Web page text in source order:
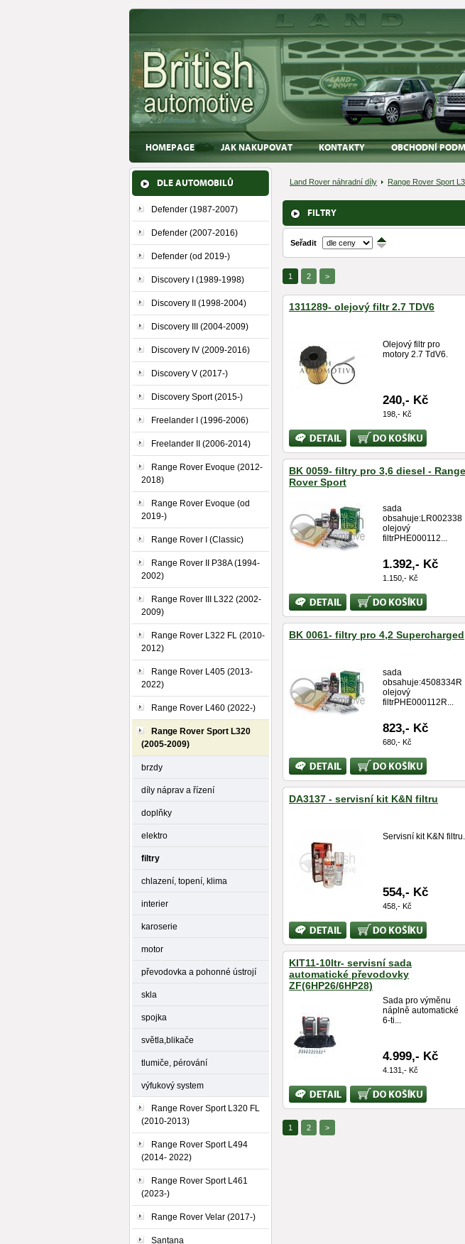
HOMEPAGE JAK NAKUPOVAT KONTAKTY OBCHODNÍ
DLE AUTOMOBILŮ
Defender (1987-2007)
Defender (2007-2016)
Defender (od 2019-)
Discovery I (1989-1998)
Discovery II (1998-2004)
Discovery III (2004-2009)
Discovery IV (2009-2016)
Discovery V (2017-)
Discovery Sport (2015-)
Freelander I (1996-2006)
Freelander II (2006-2014)
Range Rover Evoque (2012-
2018)
Range Rover Evoque (od
2019-)
Range Rover I (Classic)
Range Rover II P38A (1994-
2002)
Range Rover III L322 (2002-
2009)
Range Rover L322 FL (2010-
2012)
Range Rover L405 (2013-
2022)
Range Rover L460 (2022-)
Range Rover Sport L320
(2005-2009)
brzdy
díly náprav a řízení
doplňky
elektro
filtry
chlazení, topení, klima
interier
karoserie
motor
převodovka a pohonné ústrojí
skla
spojka
světla,blikače
tlumiče, pérování
výfukový system
Range Rover Sport L320 FL
(2010-2013)
Range Rover Sport L494
(2014- 2022)
Range Rover Sport L461
(2023-)
Range Rover Velar (2017-)
Santana
Land Rover náhradní díly Range Rover Sport
FILTRY
Seřadit ↑
↓
1 2 >
1311289- olejový filtr 2.7 TDV6
Olejový filtr pro
motory 2.7 TdV6.
240,- Kč
198,- Kč
Bližší
informace
Koupit
BK 0059- filtry pro 3,6 diesel - Range
Rover Sport
sada
obsahuje:LR002338
olejový
filtrPHE000112...
1.392,- Kč
1.150,- Kč
Bližší
informace
Koupit
BK 0061- filtry pro 4,2 Supercharged
sada
obsahuje:4508334R
olejový
filtrPHE000112R...
823,- Kč
680,- Kč
Bližší
informace
Koupit
DA3137 - servisní kit K&N filtru
Servisní kit K&N filtru.
554,- Kč
458,- Kč
Bližší
informace
Koupit
KIT11-10ltr- servisní sada
automatické převodovky
ZF(6HP26/6HP28)
Sada pro výměnu
náplně automatické
6-ti...
4.999,- Kč
4.131,- Kč
Bližší
informace
Koupit
1 2 >